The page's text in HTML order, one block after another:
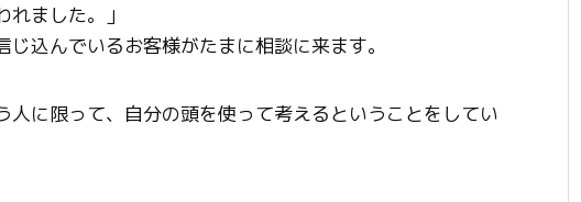
ました。」
込んでいるお客様がたまに相談に来ます。
人に限って、自分の頭を使って考えるということをしてい